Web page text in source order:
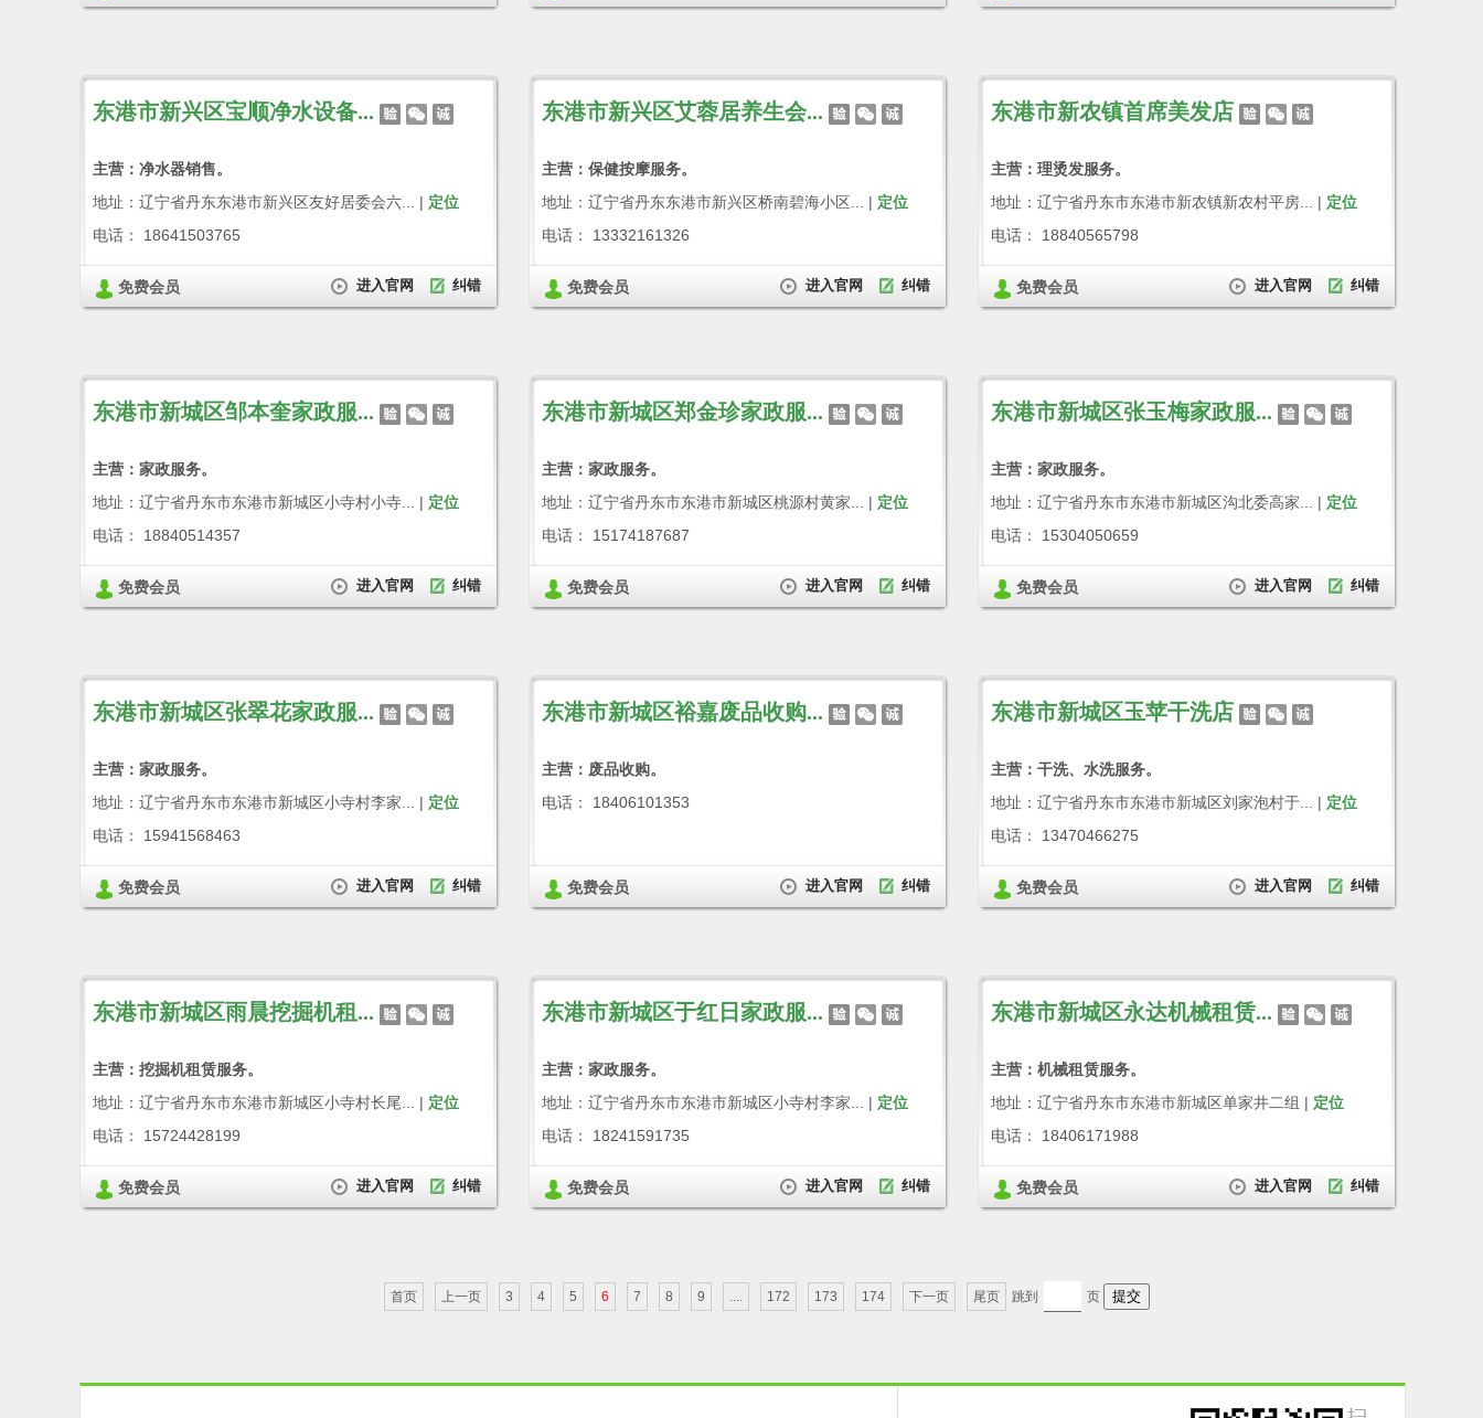
东港市新兴区宝顺净水设备...
主营：净水器销售。
地址：辽宁省丹东东港市新兴区友好居委会六... | 定位
电话： 18641503765
免费会员 进入官网 纠错
东港市新兴区艾蓉居养生会...
主营：保健按摩服务。
地址：辽宁省丹东东港市新兴区桥南碧海小区... | 定位
电话： 13332161326
免费会员 进入官网 纠错
东港市新农镇首席美发店
主营：理烫发服务。
地址：辽宁省丹东市东港市新农镇新农村平房... | 定位
电话： 18840565798
免费会员 进入官网 纠错
东港市新城区邹本奎家政服...
主营：家政服务。
地址：辽宁省丹东市东港市新城区小寺村小寺... | 定位
电话： 18840514357
免费会员 进入官网 纠错
东港市新城区郑金珍家政服...
主营：家政服务。
地址：辽宁省丹东市东港市新城区桃源村黄家... | 定位
电话： 15174187687
免费会员 进入官网 纠错
东港市新城区张玉梅家政服...
主营：家政服务。
地址：辽宁省丹东市东港市新城区沟北委高家... | 定位
电话： 15304050659
免费会员 进入官网 纠错
东港市新城区张翠花家政服...
主营：家政服务。
地址：辽宁省丹东市东港市新城区小寺村李家... | 定位
电话： 15941568463
免费会员 进入官网 纠错
东港市新城区裕嘉废品收购...
主营：废品收购。
电话： 18406101353
免费会员 进入官网 纠错
东港市新城区玉苹干洗店
主营：干洗、水洗服务。
地址：辽宁省丹东市东港市新城区刘家泡村于... | 定位
电话： 13470466275
免费会员 进入官网 纠错
东港市新城区雨晨挖掘机租...
主营：挖掘机租赁服务。
地址：辽宁省丹东市东港市新城区小寺村长尾... | 定位
电话： 15724428199
免费会员 进入官网 纠错
东港市新城区于红日家政服...
主营：家政服务。
地址：辽宁省丹东市东港市新城区小寺村李家... | 定位
电话： 18241591735
免费会员 进入官网 纠错
东港市新城区永达机械租赁...
主营：机械租赁服务。
地址：辽宁省丹东市东港市新城区单家井二组 | 定位
电话： 18406171988
免费会员 进入官网 纠错
首页 上一页 3 4 5 6 7 8 9 .... 172 173 174 下一页 尾页 跳到 页